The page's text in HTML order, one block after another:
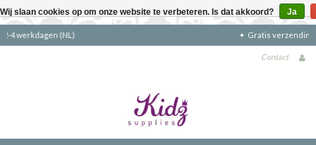
Contact
Wij slaan cookies op om onze website te verbeteren. Is dat akkoord? Ja